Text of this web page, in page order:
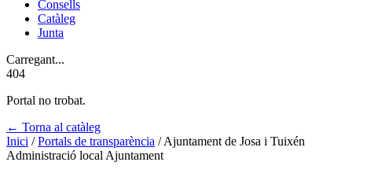
Consells
Catàleg
Junta
Carregant...
404
Portal no trobat.
← Torna al catàleg
Inici / Portals de transparència / Ajuntament de Josa i Tuixén
Administració local Ajuntament